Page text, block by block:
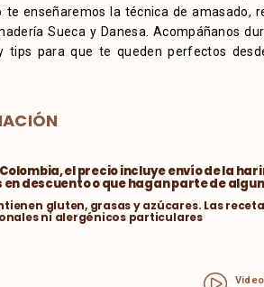
te enseñaremos la técnica de amasado,
Sueca y Danesa. Acompáñanos
tips para que te queden perfectos
el precio incluye envío de la
descuento o que hagan parte de
gluten, grasas y azúcares. Las
ni alergénicos particulares